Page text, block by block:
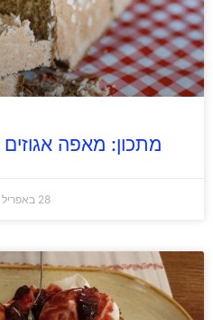
מתכון: מאפה אגוזים
28 באפריל 2024